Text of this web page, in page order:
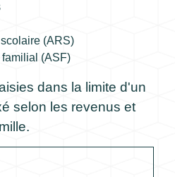
(ARS)
(ASF)
dans la limite d'un
selon les revenus et